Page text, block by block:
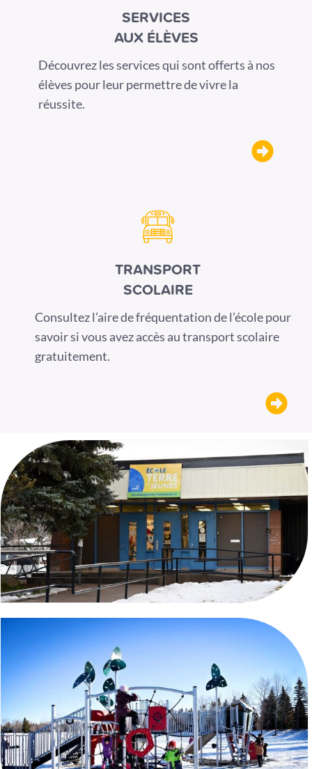
SERVICES
AUX ÉLÈVES
Découvrez les services qui sont offerts à nos
élèves pour leur permettre de vivre la
réussite.
TRANSPORT
SCOLAIRE
Consultez l’aire de fréquentation de l’école pour
savoir si vous avez accès au transport scolaire
gratuitement.